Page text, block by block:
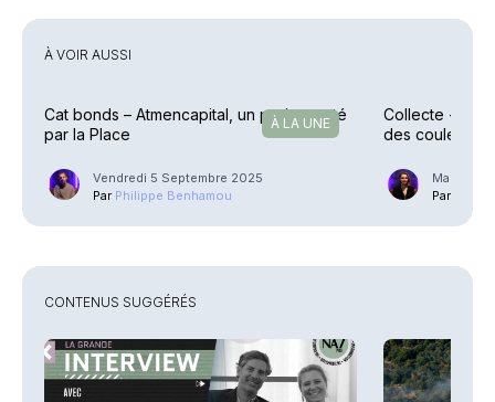
À VOIR AUSSI
À LA UNE
Cat bonds – Atmencapital, un projet porté
par la Place
Vendredi 5 Septembre 2025
Par Philippe Benhamou
Collecte - Les
des couleurs
Mardi 18
Par
CONTENUS SUGGÉRÉS